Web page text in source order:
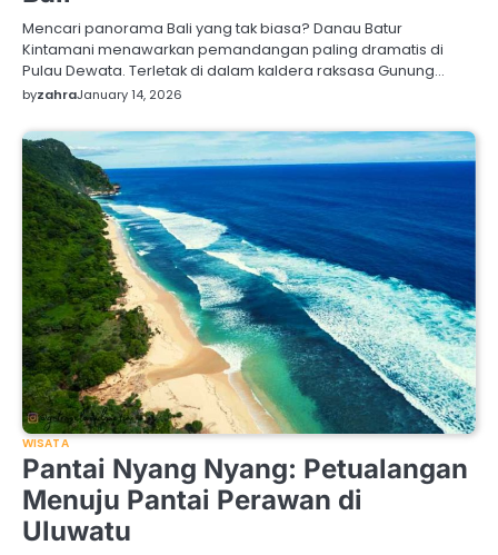
Mencari panorama Bali yang tak biasa? Danau Batur
Kintamani menawarkan pemandangan paling dramatis di
Pulau Dewata. Terletak di dalam kaldera raksasa Gunung…
byzahraJanuary 14, 2026
WISATA
Pantai Nyang Nyang: Petualangan
Menuju Pantai Perawan di
Uluwatu